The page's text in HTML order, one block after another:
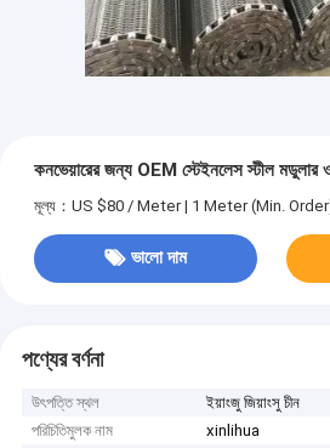
কনভেয়ারের জন্য OEM স্টেইনলেস স্টীল মডুলার
মূল্য：US $80 / Meter | 1 Meter (Min.
ভালো দাম
পণ্যের বর্ণনা
উৎপত্তি স্থল
ইয়াংজু জিয়াংসু চীন
পরিচিতিমুলক নাম
xinlihua